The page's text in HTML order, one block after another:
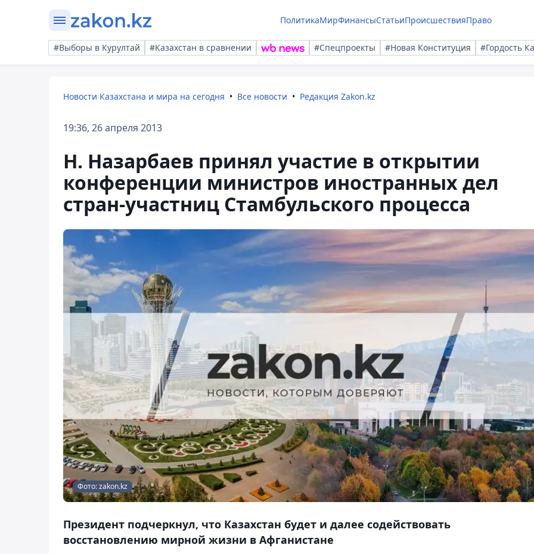
ПолитикаМирФинансыСтатьиПроисшествияПраво
#Выборы в Курултай #Казахстан в сравнении #Спецпроекты #Новая Конституция #Гордость
Новости Казахстана и мира на сегодня Все новости Редакция Zakon.kz
19:36, 26 апреля 2013
Н. Назарбаев принял участие в открытии
конференции министров иностранных дел
стран-участниц Стамбульского процесса
Фото: zakon.kz
Президент подчеркнул, что Казахстан будет и далее содействовать
восстановлению мирной жизни в Афганистане